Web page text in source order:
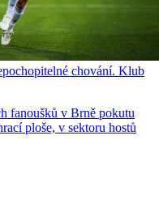
chování. Klub
fanoušků v Brně pokutu
ploše, v sektoru hostů